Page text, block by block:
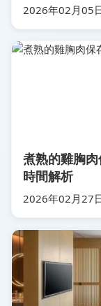
2026年02月05
煮熟的雞胸
時間解析
2026年02月27